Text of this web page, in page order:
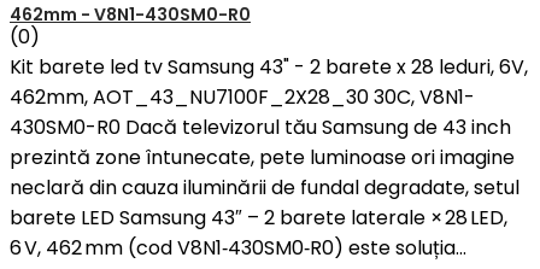
462mm - V8N1-430SM0-R0
(0)
Kit barete led tv Samsung 43" - 2 barete x 28 leduri, 6V,
462mm, AOT_43_NU7100F_2X28_30 30C, V8N1-
430SM0-R0 Dacă televizorul tău Samsung de 43 inch
prezintă zone întunecate, pete luminoase ori imagine
neclară din cauza iluminării de fundal degradate, setul
barete LED Samsung 43″ – 2 barete laterale × 28 LED,
6 V, 462 mm (cod V8N1‑430SM0‑R0) este soluția...